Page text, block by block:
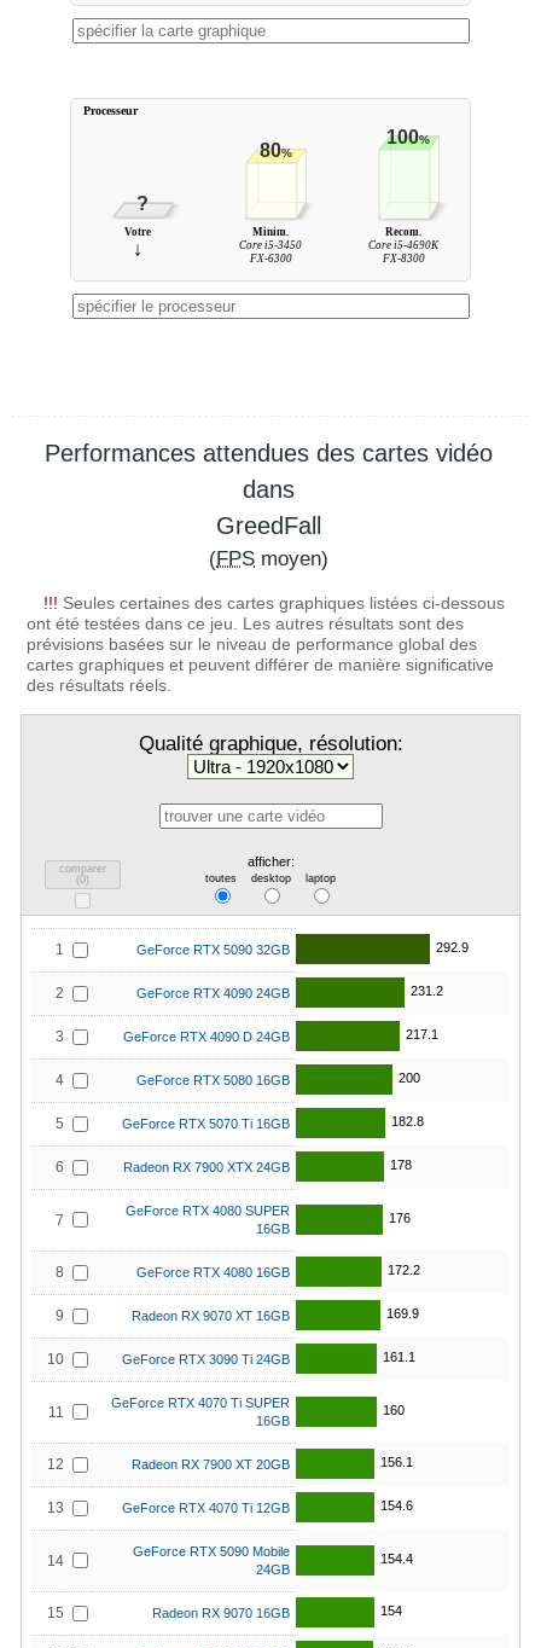
?
80%
100%
Votre
↓
Minim.
Core i5-3450
FX-6300
Recom.
Core i5-4690K
FX-8300
Processeur
Performances attendues des cartes vidéo
dans
GreedFall
(FPS moyen)
!!! Seules certaines des cartes graphiques listées ci-dessous
ont été testées dans ce jeu. Les autres résultats sont des
prévisions basées sur le niveau de performance global des
cartes graphiques et peuvent différer de manière significative
des résultats réels.
Qualité graphique, résolution:
comparer
(0)
afficher:
toutes desktop laptop
1 GeForce RTX 5090 32GB 292.9
2 GeForce RTX 4090 24GB 231.2
3 GeForce RTX 4090 D 24GB 217.1
4 GeForce RTX 5080 16GB 200
5 GeForce RTX 5070 Ti 16GB 182.8
6 Radeon RX 7900 XTX 24GB 178
7
GeForce RTX 4080 SUPER
16GB
176
8 GeForce RTX 4080 16GB 172.2
9 Radeon RX 9070 XT 16GB 169.9
10 GeForce RTX 3090 Ti 24GB 161.1
11
GeForce RTX 4070 Ti SUPER
16GB
160
12 Radeon RX 7900 XT 20GB 156.1
13 GeForce RTX 4070 Ti 12GB 154.6
14
GeForce RTX 5090 Mobile
24GB
154.4
15 Radeon RX 9070 16GB 154